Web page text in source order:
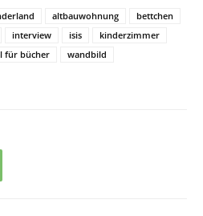
altbauwohnung
bettchen
interview isis
kinderzimmer
für bücher
wandbild